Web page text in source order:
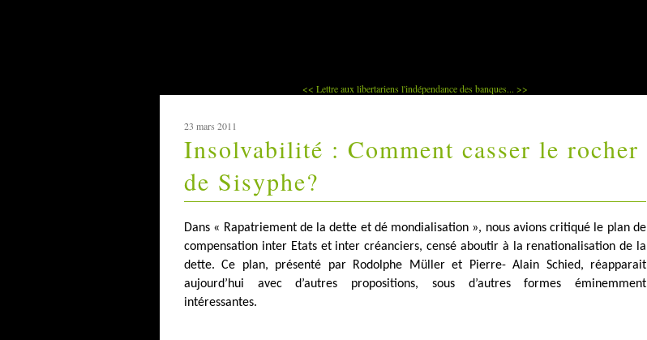
<< Lettre aux libertariens l'indépendance des banques... >>
23 mars 2011
Insolvabilité : Comment casser le rocher
de Sisyphe?
Dans « Rapatriement de la dette et dé mondialisation », nous avions critiqué le plan de
compensation inter Etats et inter créanciers, censé aboutir à la renationalisation de la
dette. Ce plan, présenté par Rodolphe Müller et Pierre- Alain Schied, réapparait
aujourd’hui avec d’autres propositions, sous d’autres formes éminemment
intéressantes.